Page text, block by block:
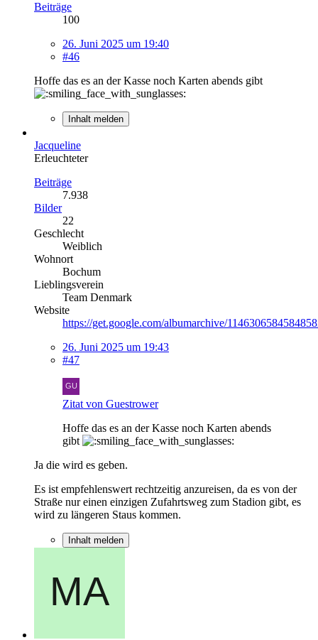
Beiträge
100
26. Juni 2025 um 19:40
#46
Hoffe das es an der Kasse noch Karten abends gibt
Inhalt melden
Jacqueline
Erleuchteter
Beiträge
7.938
Bilder
22
Geschlecht
Weiblich
Wohnort
Bochum
Lieblingsverein
Team Denmark
Website
https://get.google.com/albumarchive/
26. Juni 2025 um 19:43
#47
Zitat von Guestrower
Hoffe das es an der Kasse noch Karten abends
gibt
Ja die wird es geben.
Es ist empfehlenswert rechtzeitig anzureisen, da es von der
Straße nur einen einzigen Zufahrtsweg zum Stadion gibt, es
wird zu längeren Staus kommen.
Inhalt melden